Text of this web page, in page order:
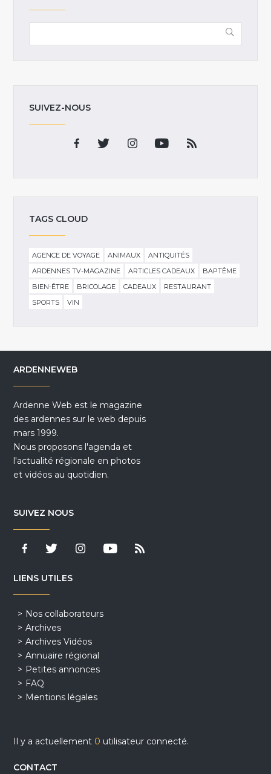
SUIVEZ-NOUS
TAGS CLOUD
AGENCE DE VOYAGE ANIMAUX
ANTIQUITÉS
ARDENNES TV-MAGAZINE
ARTICLES CADEAUX
BAPTÊME
BIEN-ÊTRE
BRICOLAGE CADEAUX
RESTAURANT
SPORTS
VIN
ARDENNEWEB
Ardenne Web est le magazine
des ardennes sur le web depuis
mars 1999.
Nous proposons l'agenda et
l'actualité régionale en photos
et vidéos au quotidien.
SUIVEZ NOUS
LIENS UTILES
Nos collaborateurs
Archives
Archives Vidéos
Annuaire régional
Petites annonces
FAQ
Mentions légales
Il y a actuellement 0 utilisateur connecté.
CONTACT